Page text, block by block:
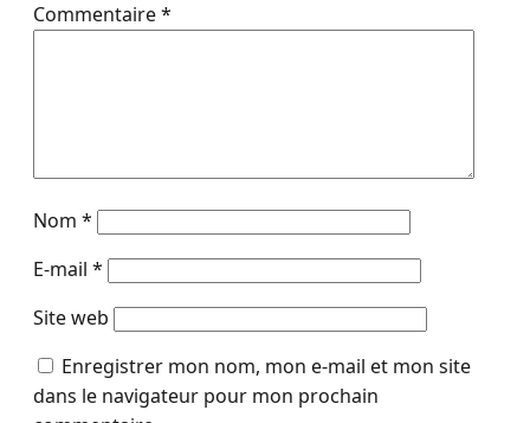
Commentaire*
Nom *
E-mail *
Site web
Enregistrer mon nom, mon e-mail et mon site
dans le navigateur pour mon prochain